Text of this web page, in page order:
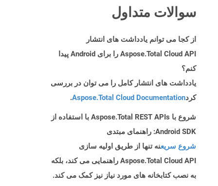
سوالات متداول
از کجا می توانم یادداشت های انتشار
Aspose.Total Cloud API را برای Android پیدا
کنم؟
یادداشت های انتشار کامل را می توان در بررسی
کردAspose.Total Cloud Documentation
.
شروع با Aspose.Total REST APIs با استفاده از
Android SDK: راهنمای مبتدی
شروع سریعنه تنها از طریق اولیه سازی
Aspose.Total Cloud API راهنمایی می کند، بلکه
به نصب کتابخانه های مورد نیاز نیز کمک می کند.